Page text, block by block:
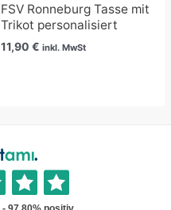
FSV Ronneburg Tasse mit
Trikot personalisiert
11,90 € inkl. MwSt